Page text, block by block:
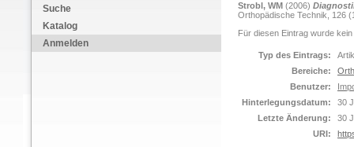
Suche
Katalog
Anmelden
Strobl, WM (2006)
Orthopädische Technik, 126
Für diesen Eintrag wurde
Typ des Eintrags:
Bereiche:
Benutzer:
Hinterlegungsdatum:
30
Letzte Änderung:
30
URI: